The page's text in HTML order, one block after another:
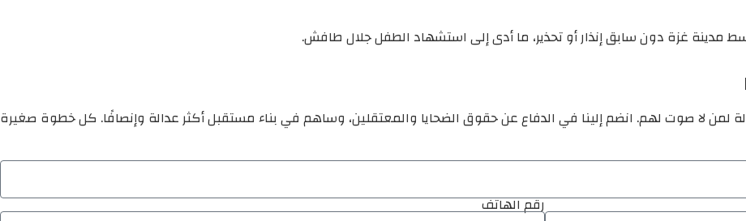
مدينة غزة دون سابق إنذار أو تحذير، ما أدى إلى استشهاد الطفل جلال طافش.
لمن لا صوت لهم. انضم إلينا في الدفاع عن حقوق الضحايا والمعتقلين، وساهم في بناء مستقبل أكثر عدالة وإنصافًا. كل خطوة صغيرة
رقم الهاتف